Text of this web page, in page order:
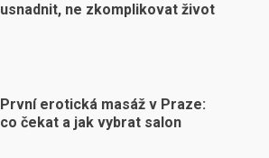
usnadnit, ne zkomplikovat život
První erotická masáž v Praze:
co čekat a jak vybrat salon